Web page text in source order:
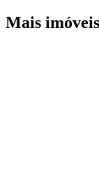
Mais